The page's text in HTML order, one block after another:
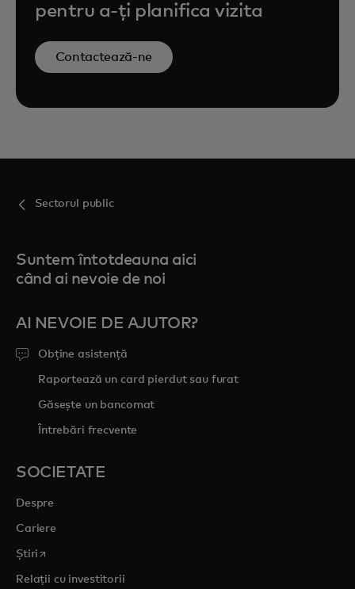
pentru a-ți planifica vizita
Contactează-ne
Sectorul public
Suntem întotdeauna aici
când ai nevoie de noi
AI NEVOIE DE AJUTOR?
Obține asistență
Raportează un card pierdut sau furat
Găsește un bancomat
Întrebări frecvente
SOCIETATE
Despre
Cariere
Știri opens in a new tab
Relații cu investitorii